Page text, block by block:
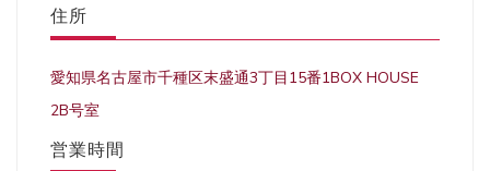
住所
愛知県名古屋市千種区末盛通3丁目15番1BOX HOUSE
2B号室
営業時間